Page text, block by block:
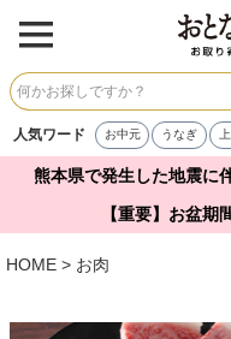
人気ワード お中元 うなぎ
熊本県で発生した地震
【重要】お盆
HOME お肉